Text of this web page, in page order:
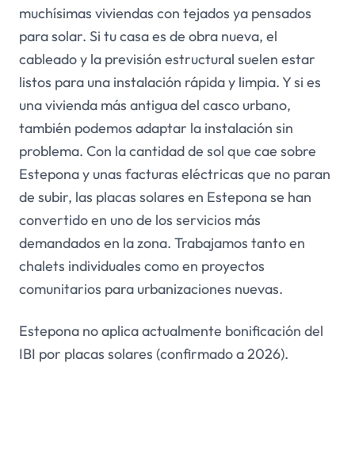
muchísimas viviendas con tejados ya pensados
para solar. Si tu casa es de obra nueva, el
cableado y la previsión estructural suelen estar
listos para una instalación rápida y limpia. Y si es
una vivienda más antigua del casco urbano,
también podemos adaptar la instalación sin
problema. Con la cantidad de sol que cae sobre
Estepona y unas facturas eléctricas que no paran
de subir, las placas solares en Estepona se han
convertido en uno de los servicios más
demandados en la zona. Trabajamos tanto en
chalets individuales como en proyectos
comunitarios para urbanizaciones nuevas.
Estepona no aplica actualmente bonificación del
IBI por placas solares (confirmado a 2026).